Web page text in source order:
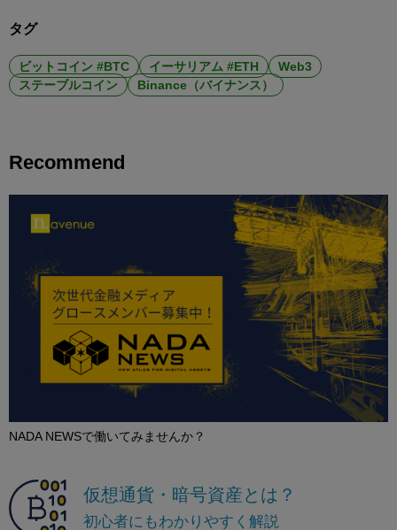
タグ
ビットコイン #BTC イーサリアム #ETH
Web3
ステーブルコイン
Binance（バイナンス）
Recommend
NADA NEWSで働いてみませんか？